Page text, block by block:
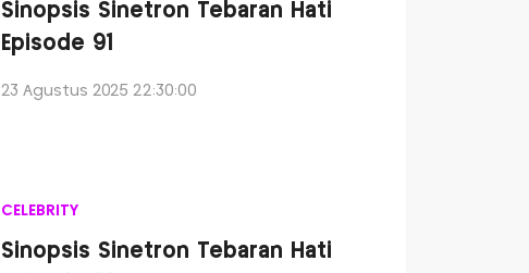
Sinopsis Sinetron Tebaran Hati
Episode 91
23 Agustus 2025 22:30:00
CELEBRITY
Sinopsis Sinetron Tebaran Hati